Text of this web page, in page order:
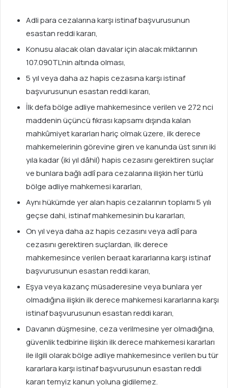
Adli para cezalarına karşı istinaf başvurusunun
esastan reddi kararı,
Konusu alacak olan davalar için alacak miktarının
107.090TL’nin altında olması,
5 yıl veya daha az hapis cezasına karşı istinaf
başvurusunun esastan reddi kararı,
İlk defa bölge adliye mahkemesince verilen ve 272 nci
maddenin üçüncü fıkrası kapsamı dışında kalan
mahkûmiyet kararları hariç olmak üzere, ilk derece
mahkemelerinin görevine giren ve kanunda üst sınırı iki
yıla kadar (iki yıl dâhil) hapis cezasını gerektiren suçlar
ve bunlara bağlı adlî para cezalarına ilişkin her türlü
bölge adliye mahkemesi kararları,
Aynı hükümde yer alan hapis cezalarının toplamı 5 yılı
geçse dahi, istinaf mahkemesinin bu kararları,
On yıl veya daha az hapis cezasını veya adlî para
cezasını gerektiren suçlardan, ilk derece
mahkemesince verilen beraat kararlarına karşı istinaf
başvurusunun esastan reddi kararı,
Eşya veya kazanç müsaderesine veya bunlara yer
olmadığına ilişkin ilk derece mahkemesi kararlarına karşı
istinaf başvurusunun esastan reddi kararı,
Davanın düşmesine, ceza verilmesine yer olmadığına,
güvenlik tedbirine ilişkin ilk derece mahkemesi kararları
ile ilgili olarak bölge adliye mahkemesince verilen bu tür
kararlara karşı istinaf başvurusunun esastan reddi
kararı temyiz kanun yoluna gidilemez.